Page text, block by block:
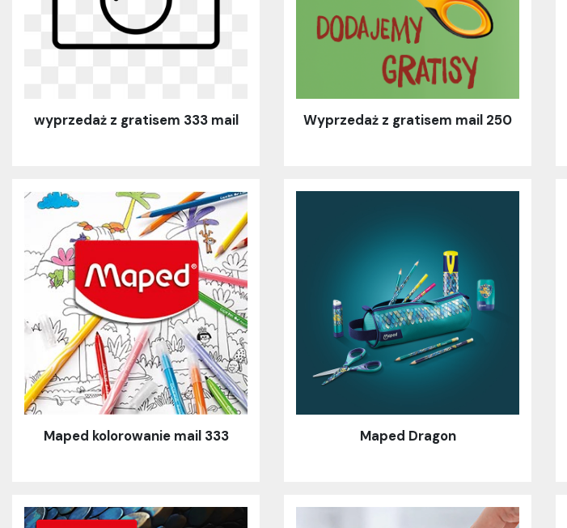
wyprzedaż z gratisem 333 mail Wyprzedaż z gratisem mail 250
Maped kolorowanie mail 333 Maped Dragon